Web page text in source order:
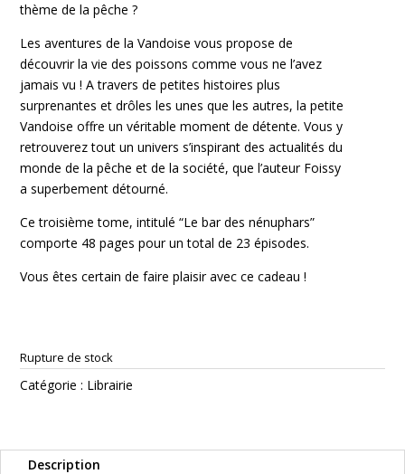
thème de la pêche ?
Les aventures de la Vandoise vous propose de
découvrir la vie des poissons comme vous ne l’avez
jamais vu ! A travers de petites histoires plus
surprenantes et drôles les unes que les autres, la petite
Vandoise offre un véritable moment de détente. Vous y
retrouverez tout un univers s’inspirant des actualités du
monde de la pêche et de la société, que l’auteur Foissy
a superbement détourné.
Ce troisième tome, intitulé “Le bar des nénuphars”
comporte 48 pages pour un total de 23 épisodes.
Vous êtes certain de faire plaisir avec ce cadeau !
Rupture de stock
Catégorie : Librairie
Description